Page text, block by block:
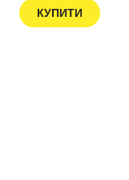
КУПИТИ